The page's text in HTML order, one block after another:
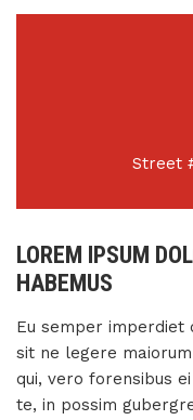
Street
LOREM IPSUM
HABEMUS
Eu semper imperdiet
sit ne legere
qui, vero forensibus
te, in possim